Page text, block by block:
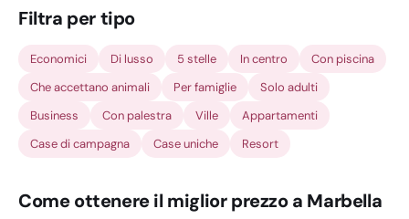
Filtra per tipo
Economici Di lusso 5 stelle In centro
Con piscina
Che accettano animali
Per famiglie
Solo adulti
Business
Con palestra Ville
Appartamenti
Case di campagna
Case uniche Resort
Come ottenere il miglior prezzo a Marbella